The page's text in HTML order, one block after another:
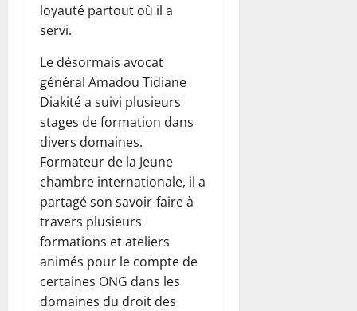
loyauté partout où il a
servi.
Le désormais avocat
général Amadou Tidiane
Diakité a suivi plusieurs
stages de formation dans
divers domaines.
Formateur de la Jeune
chambre internationale, il a
partagé son savoir-faire à
travers plusieurs
formations et ateliers
animés pour le compte de
certaines ONG dans les
domaines du droit des